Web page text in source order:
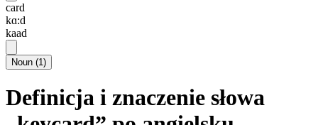
card
kɑ:d
kaad
Noun (1)
Definicja i znaczenie słowa